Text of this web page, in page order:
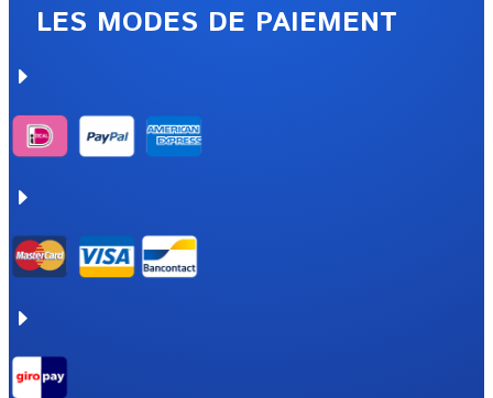
LES MODES DE PAIEMENT
E
E
E